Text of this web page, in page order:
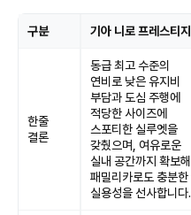
구분 기아 니로 프레스티지
한줄
결론
동급 최고 수준의
연비로 낮은 유지비
부담과 도심 주행에
적당한 사이즈에
스포티한 실루엣을
갖췄으며, 여유로운
실내 공간까지 확보해
패밀리카로도 충분한
실용성을 선사합니다.